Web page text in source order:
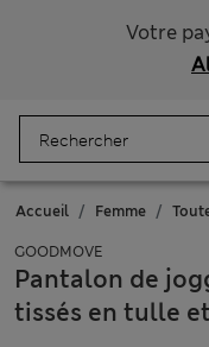
Votre
Accueil Femme
GOODMOVE
Pantalon de
tissés en tulle